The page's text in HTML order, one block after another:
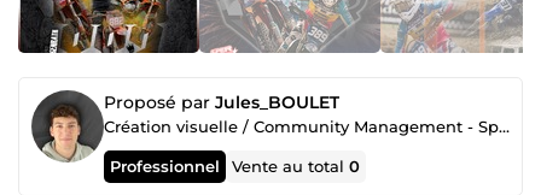
Proposé par Jules_BOULET
Création visuelle / Community Management - Sports Mécaniques
Professionnel Vente au total0